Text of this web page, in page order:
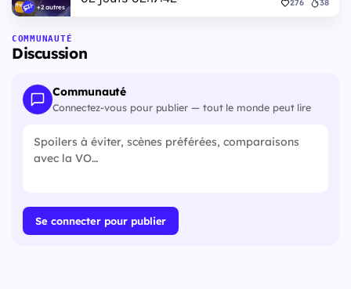
+2 autres 276 38
COMMUNAUTÉ
Discussion
Communauté
Connectez-vous pour publier — tout le monde peut lire
Se connecter pour publier